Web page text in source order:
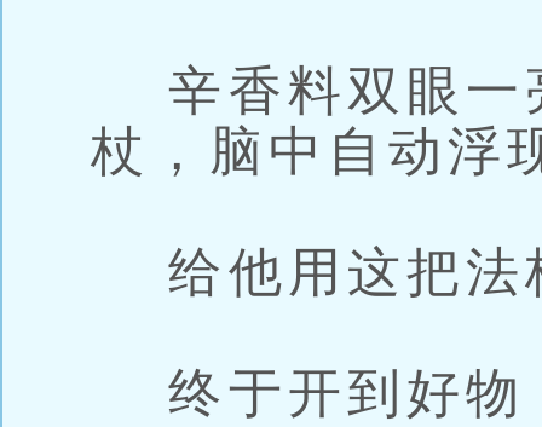
辛香料双眼一
杖，脑中自动浮
给他用这把法
终于开到好物